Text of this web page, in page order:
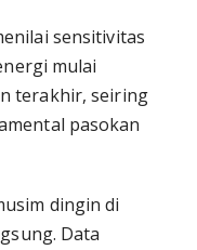
sensitivitas
mulai
terakhir, seiring
pasokan
dingin di
Data